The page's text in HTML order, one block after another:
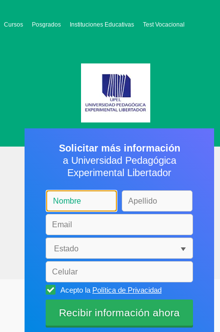
Cursos Posgrados Instituciones Educativas Test Vocacional
Solicitar más información
a Universidad Pedagógica
Experimental Libertador
Acepto la Política de Privacidad